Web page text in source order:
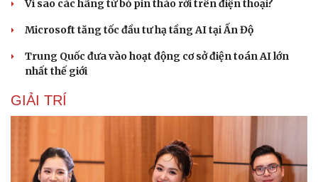
Vì sao các hãng từ bỏ pin tháo rời trên điện thoại?
Microsoft tăng tốc đầu tư hạ tầng AI tại Ấn Độ
Trung Quốc đưa vào hoạt động cơ sở điện toán AI lớn
nhất thế giới
GIẢI TRÍ